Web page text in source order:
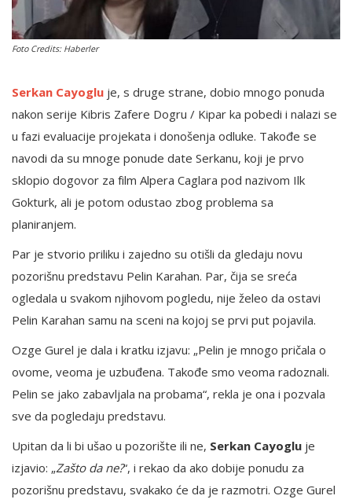
Foto Credits: Haberler
Serkan Cayoglu je, s druge strane, dobio mnogo ponuda
nakon serije Kibris Zafere Dogru / Kipar ka pobedi i nalazi se
u fazi evaluacije projekata i donošenja odluke. Takođe se
navodi da su mnoge ponude date Serkanu, koji je prvo
sklopio dogovor za film Alpera Caglara pod nazivom Ilk
Gokturk, ali je potom odustao zbog problema sa
planiranjem.
Par je stvorio priliku i zajedno su otišli ​​da gledaju novu
pozorišnu predstavu Pelin Karahan. Par, čija se sreća
ogledala u svakom njihovom pogledu, nije želeo da ostavi
Pelin Karahan samu na sceni na kojoj se prvi put pojavila.
Ozge Gurel je dala i kratku izjavu: „Pelin je mnogo pričala o
ovome, veoma je uzbuđena. Takođe smo veoma radoznali.
Pelin se jako zabavljala na probama“, rekla je ona i pozvala
sve da pogledaju predstavu.
Upitan da li bi ušao u pozorište ili ne, Serkan Cayoglu je
izjavio: „Zašto da ne?“, i rekao da ako dobije ponudu za
pozorišnu predstavu, svakako će da je razmotri. Ozge Gurel